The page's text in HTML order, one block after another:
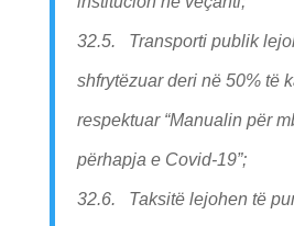
32.5. Transporti publik
shfrytëzuar deri në 50% të
respektuar “Manualin për
përhapja e Covid-19”;
32.6. Taksitë lejohen të